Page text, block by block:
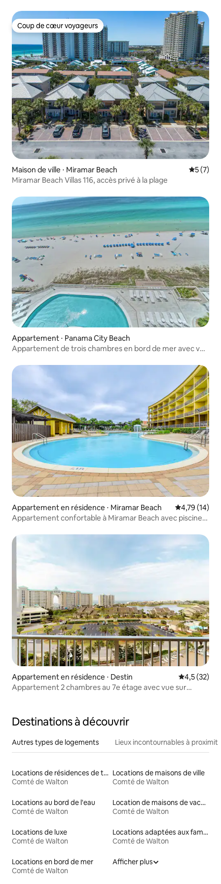
Coup de cœur voyageurs
Coup de cœur voyageurs
Maison de ville ⋅ Miramar Beach
5 (7)
Miramar Beach Villas 116, accès privé à la plage
Appartement ⋅ Panama City Beach
Appartement de trois chambres en bord de mer avec vue
Appartement en résidence ⋅ Miramar Beach Évaluation
4,79 (14)
Appartement confortable à Miramar Beach avec piscines
Appartement en résidence ⋅ Destin Évaluation
4,5 (32)
Appartement 2 chambres au 7e étage avec vue sur
Destinations à découvrir
Autres types de logements Lieux incontournables à
Locations de résidences de tourisme
Comté de Walton
Locations de maisons de ville
Comté de Walton
Locations au bord de l'eau
Comté de Walton
Location de maisons de vacances
Comté de Walton
Locations de luxe
Comté de Walton
Locations adaptées aux familles
Comté de Walton
Locations en bord de mer
Comté de Walton
Afficher plus